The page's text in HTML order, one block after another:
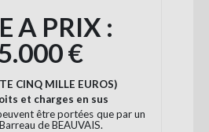
A PRIX :
€
CINQ MILLE EUROS)
et charges en sus
être portées que par un
de BEAUVAIS.